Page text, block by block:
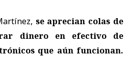
se aprecian colas de
dinero en efectivo de
que aún funcionan.